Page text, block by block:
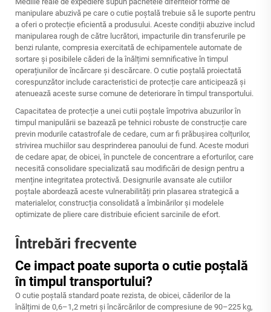
manipulare abuzivă pe care o cutie poștală trebuie să le suporte pentru
a oferi o protecție eficientă a produsului. Aceste condiții abuzive includ
manipularea rough de către lucrători, impacturile din transferurile pe
benzi rulante, compresia exercitată de echipamentele automate de
sortare și posibilele căderi de la înălțimi semnificative în timpul
operațiunilor de încărcare și descărcare. O cutie poștală proiectată
corespunzător include caracteristici de protecție care anticipează și
atenuează aceste surse comune de deteriorare în timpul transportului.
Capacitatea de protecție a unei cutii poștale împotriva abuzurilor în
timpul manipulării se bazează pe tehnici robuste de construcție care
previn modurile catastrofale de cedare, cum ar fi prăbușirea colțurilor,
strivirea muchiilor sau desprinderea panoului de fund. Aceste moduri
de cedare apar, de obicei, în punctele de concentrare a eforturilor, care
necesită consolidare specializată sau modificări de design pentru a
menține integritatea protectivă. Designurile avansate ale cutiilor
poștale abordează aceste vulnerabilități prin plasarea strategică a
materialelor, construcția consolidată a îmbinărilor și modelele
optimizate de pliere care distribuie eficient sarcinile de efort.
Întrebări frecvente
Ce impact poate suporta o cutie poștală
în timpul transportului?
O cutie poștală standard poate rezista, de obicei, căderilor de la
înălțimi de 0,6–1,2 metri și încărcărilor de compresiune de 90–225 kg,